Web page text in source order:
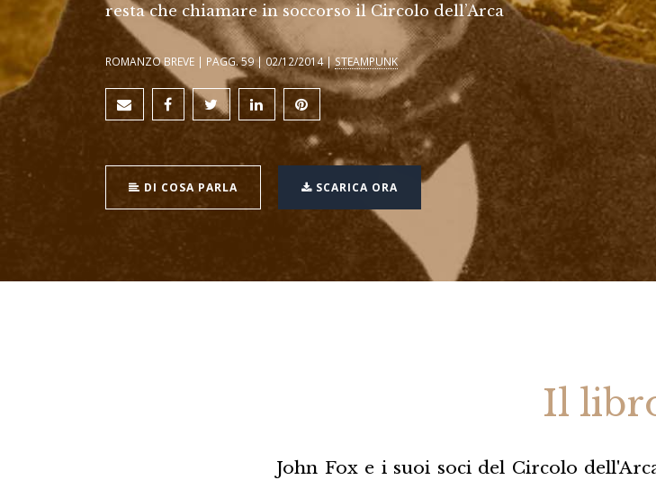
resta che chiamare in soccorso il Circolo dell’Arca
ROMANZO BREVE | PAGG. 59 | 02/12/2014 | STEAMPUNK
DI COSA PARLA SCARICA ORA
Il
John Fox e i suoi soci del Circolo